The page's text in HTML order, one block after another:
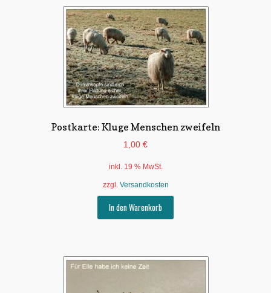
Postkarte: Kluge Menschen zweifeln
1,00 €
inkl. 19 % MwSt.
zzgl. Versandkosten
In den Warenkorb